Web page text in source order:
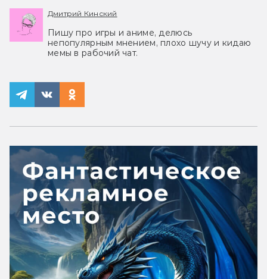
Дмитрий Кинский
Пишу про игры и аниме, делюсь
непопулярным мнением, плохо шучу и кидаю
мемы в рабочий чат.